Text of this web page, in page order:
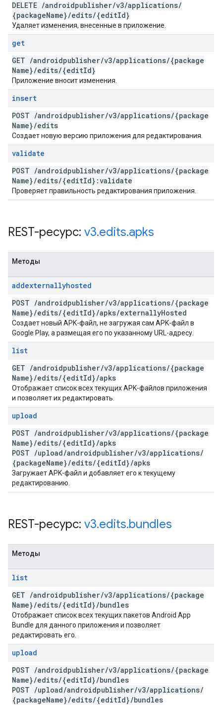
DELETE /androidpublisher/v3/applications/
{packageName}/edits/{editId}
Удаляет изменения, внесенные в приложение.
get
GET /androidpublisher/v3/applications/{package
Name}/edits/{editId}
Приложение вносит изменения.
insert
POST /androidpublisher/v3/applications/{package
Name}/edits
Создает новую версию приложения для редактирования.
validate
POST /androidpublisher/v3/applications/{package
Name}/edits/{editId}:validate
Проверяет правильность редактирования приложения.
REST-ресурс: v3.edits.apks
Методы
addexternallyhosted
POST /androidpublisher/v3/applications/{package
Name}/edits/{editId}/apks/externallyHosted
Создает новый APK-файл, не загружая сам APK-файл в
Google Play, а размещая его по указанному URL-адресу.
list
GET /androidpublisher/v3/applications/{package
Name}/edits/{editId}/apks
Отображает список всех текущих APK-файлов приложения
и позволяет их редактировать.
upload
POST /androidpublisher/v3/applications/{package
Name}/edits/{editId}/apks
POST /upload/androidpublisher/v3/applications/
{packageName}/edits/{editId}/apks
Загружает APK-файл и добавляет его к текущему
редактированию.
REST-ресурс: v3.edits.bundles
Методы
list
GET /androidpublisher/v3/applications/{package
Name}/edits/{editId}/bundles
Отображает список всех текущих пакетов Android App
Bundle для данного приложения и позволяет
редактировать его.
upload
POST /androidpublisher/v3/applications/{package
Name}/edits/{editId}/bundles
POST /upload/androidpublisher/v3/applications/
{packageName}/edits/{editId}/bundles